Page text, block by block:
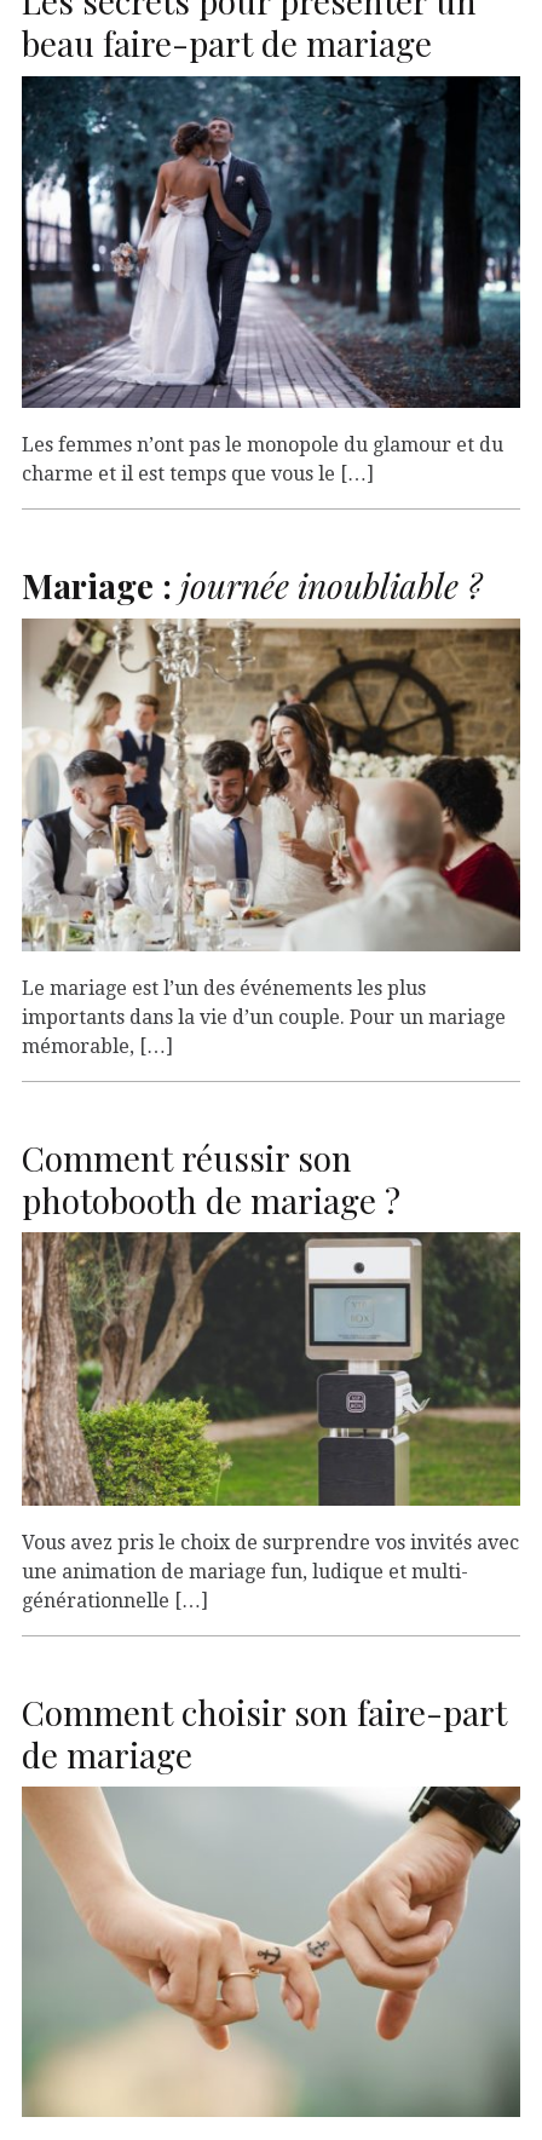
beau faire-part de mariage
Les femmes n’ont pas le monopole du glamour et du
charme et il est temps que vous le […]
Mariage : journée inoubliable ?
Le mariage est l’un des événements les plus
importants dans la vie d’un couple. Pour un mariage
mémorable, […]
Comment réussir son
photobooth de mariage ?
Vous avez pris le choix de surprendre vos invités avec
une animation de mariage fun, ludique et multi-
générationnelle […]
Comment choisir son faire-part
de mariage